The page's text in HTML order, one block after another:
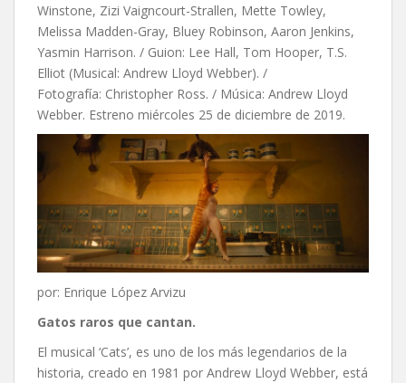
Winstone, Zizi Vaigncourt-Strallen, Mette Towley,
Melissa Madden-Gray, Bluey Robinson, Aaron Jenkins,
Yasmin Harrison. / Guion: Lee Hall, Tom Hooper, T.S.
Elliot (Musical: Andrew Lloyd Webber). /
Fotografía: Christopher Ross. / Música: Andrew Lloyd
Webber. Estreno miércoles 25 de diciembre de 2019.
por: Enrique López Arvizu
Gatos raros que cantan.
El musical ‘Cats’, es uno de los más legendarios de la
historia, creado en 1981 por Andrew Lloyd Webber, está